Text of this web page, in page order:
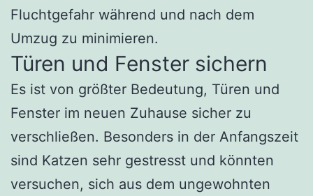
Fluchtgefahr während und nach dem
Umzug zu minimieren.
Türen und Fenster sichern
Es ist von größter Bedeutung, Türen und
Fenster im neuen Zuhause sicher zu
verschließen. Besonders in der Anfangszeit
sind Katzen sehr gestresst und könnten
versuchen, sich aus dem ungewohnten